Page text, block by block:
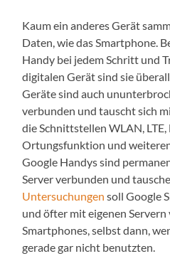
Kaum ein anderes Gerät
Daten, wie das Smartphone.
Handy bei jedem Schritt und
digitalen Gerät sind sie
Geräte sind auch
verbunden und tauscht sich
die Schnittstellen WLAN,
Ortungsfunktion und
Google Handys sind
Server verbunden und
Untersuchungen soll Google
und öfter mit eigenen
Smartphones, selbst dann,
gerade gar nicht benutzten.